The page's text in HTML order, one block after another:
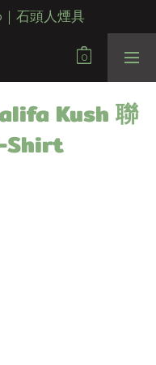
石頭人煙具
Kush 聯
Shirt